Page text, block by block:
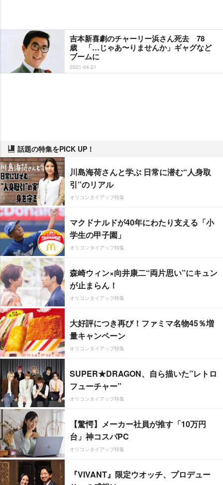
吉本新喜劇のチャーリー浜さん死去 78
歳 「…じゃあ〜りませんか」ギャグなど
ブームに
2021-04-21
話題の特集をPICK UP！
川島海荷さんと学ぶ 日常に潜む“人身取
引”のリアル
オリコンタイアップ特集
マクドナルドが40年にわたり支える「小
学生の甲子園」
オリコンタイアップ特集
森崎ウィン×向井康二“両片思い”にキュン
が止まらん！
オリコンタイアップ特集
大好評につき再び！ファミマ名物45％増
量キャンペーン
オリコンタイアップ特集
SUPER★DRAGON、自ら描いた”レトロ
フューチャー”
オリコンタイアップ特集
【驚愕】メーカー社員が推す「10万円
台」神コスパPC
オリコンタイアップ特集
『VIVANT』限定ウオッチ、プロデュー